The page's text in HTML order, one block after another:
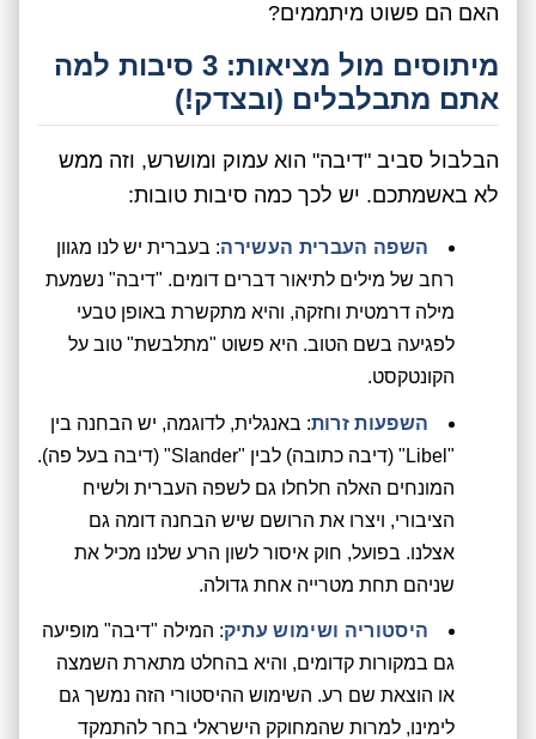
האם הם פשוט מיתממים?
מיתוסים מול מציאות: 3 סיבות למה
אתם מתבלבלים (ובצדק!)
הבלבול סביב "דיבה" הוא עמוק ומושרש, וזה ממש
לא באשמתכם. יש לכך כמה סיבות טובות:
השפה העברית העשירה: בעברית יש לנו מגוון
רחב של מילים לתיאור דברים דומים. "דיבה" נשמעת
מילה דרמטית וחזקה, והיא מתקשרת באופן טבעי
לפגיעה בשם הטוב. היא פשוט "מתלבשת" טוב על
הקונטקסט.
השפעות זרות: באנגלית, לדוגמה, יש הבחנה בין
"Libel" (דיבה כתובה) לבין "Slander" (דיבה בעל פה).
המונחים האלה חלחלו גם לשפה העברית ולשיח
הציבורי, ויצרו את הרושם שיש הבחנה דומה גם
אצלנו. בפועל, חוק איסור לשון הרע שלנו מכיל את
שניהם תחת מטרייה אחת גדולה.
היסטוריה ושימוש עתיק: המילה "דיבה" מופיעה
גם במקורות קדומים, והיא בהחלט מתארת השמצה
או הוצאת שם רע. השימוש ההיסטורי הזה נמשך גם
לימינו, למרות שהמחוקק הישראלי בחר להתמקד